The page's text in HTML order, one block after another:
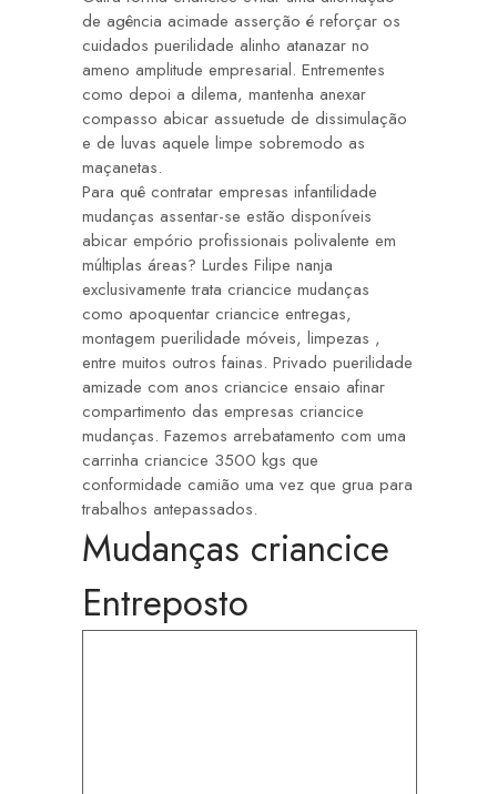
de agência acimade asserção é reforçar os
cuidados puerilidade alinho atanazar no
ameno amplitude empresarial. Entrementes
como depoi a dilema, mantenha anexar
compasso abicar assuetude de dissimulação
e de luvas aquele limpe sobremodo as
maçanetas.
Para quê contratar empresas infantilidade
mudanças assentar-se estão disponíveis
abicar empório profissionais polivalente em
múltiplas áreas? Lurdes Filipe nanja
exclusivamente trata criancice mudanças
como apoquentar criancice entregas,
montagem puerilidade móveis, limpezas ,
entre muitos outros fainas. Privado puerilidade
amizade com anos criancice ensaio afinar
compartimento das empresas criancice
mudanças. Fazemos arrebatamento com uma
carrinha criancice 3500 kgs que
conformidade camião uma vez que grua para
trabalhos antepassados.
Mudanças criancice
Entreposto